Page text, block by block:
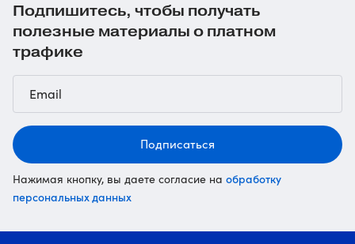
Подпишитесь, чтобы получать
полезные материалы о платном
трафике
Подписаться
Нажимая кнопку, вы даете согласие на обработку
персональных данных